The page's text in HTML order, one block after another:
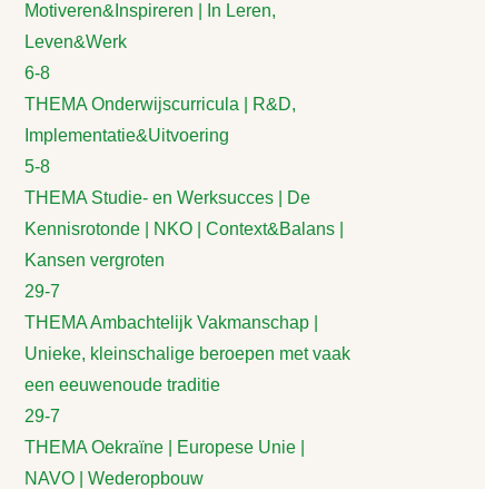
Motiveren&Inspireren | In Leren,
Leven&Werk
6-8
THEMA Onderwijscurricula | R&D,
Implementatie&Uitvoering
5-8
THEMA Studie- en Werksucces | De
Kennisrotonde | NKO | Context&Balans |
Kansen vergroten
29-7
THEMA Ambachtelijk Vakmanschap |
Unieke, kleinschalige beroepen met vaak
een eeuwenoude traditie
29-7
THEMA Oekraïne | Europese Unie |
NAVO | Wederopbouw